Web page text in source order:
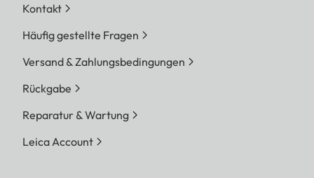
Kontakt
Häufig gestellte Fragen
Versand & Zahlungsbedingungen
Rückgabe
Reparatur & Wartung
Leica Account